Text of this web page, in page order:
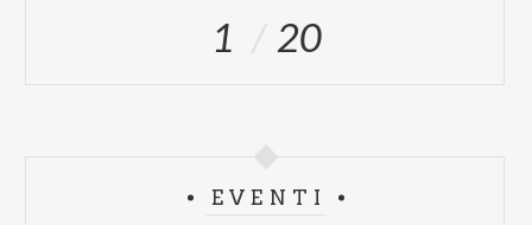
speciale visita guidata botanica
nuova, pensata per svelare non solo i capolavori
1 20
EVENTI